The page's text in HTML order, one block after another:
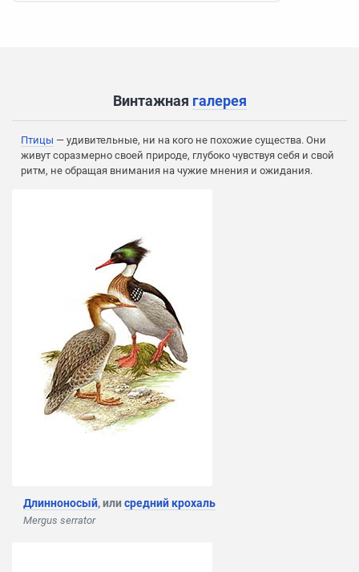
Винтажная галерея
Птицы — удивительные, ни на кого не похожие существа. Они
живут соразмерно своей природе, глубоко чувствуя себя и свой
ритм, не обращая внимания на чужие мнения и ожидания.
Длинноносый, илисредний крохаль
Mergus serrator